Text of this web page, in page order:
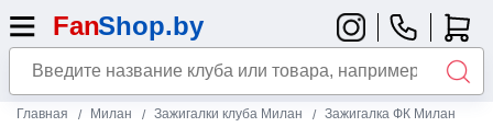
Главная Милан Зажигалки клуба Милан Зажигалка ФК Милан